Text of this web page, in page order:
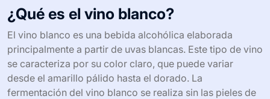
¿Qué es el vino blanco?
El vino blanco es una bebida alcohólica elaborada
principalmente a partir de uvas blancas. Este tipo de vino
se caracteriza por su color claro, que puede variar
desde el amarillo pálido hasta el dorado. La
fermentación del vino blanco se realiza sin las pieles de